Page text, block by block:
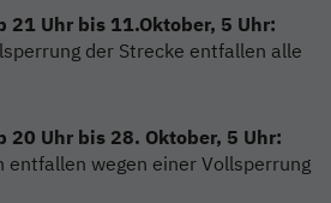
21 Uhr bis 11.Oktober, 5 Uhr:
der Strecke entfallen alle
20 Uhr bis 28. Oktober, 5 Uhr:
entfallen wegen einer Vollsperrung